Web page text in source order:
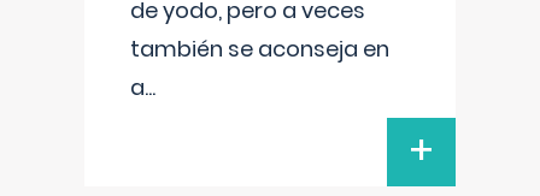
de yodo, pero a veces
también se aconseja en
a...
+